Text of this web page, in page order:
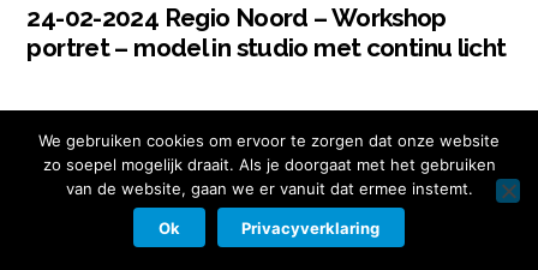
24-02-2024 Regio Noord – Workshop
portret – model in studio met continu licht
Copyright © 2026 Nikon Club Nederland |Cookies|Privacy Beleid
FacebookInstagramTwitterLinkedIn
We gebruiken cookies om ervoor te zorgen dat onze website
zo soepel mogelijk draait. Als je doorgaat met het gebruiken
van de website, gaan we er vanuit dat ermee instemt.
Ok Privacyverklaring